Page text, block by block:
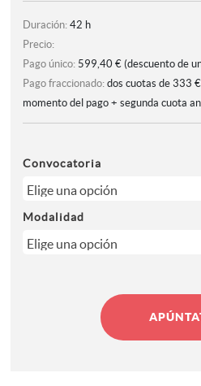
Duración:42 h
Precio:
Pago único:599,40 € (descuento de
Pago fraccionado:dos cuotas de 333
momento del pago + segunda cuota
Convocatoria
Modalidad